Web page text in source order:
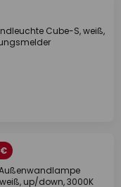
Cube-S, weiß,
up/down, 3000K